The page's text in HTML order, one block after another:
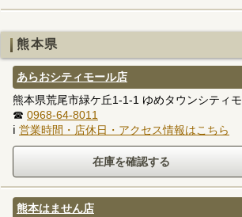
熊本県
あらおシティモール店
熊本県荒尾市緑ケ丘1-1-1 ゆめタウンシティ
☎ 0968-64-8011
ℹ 営業時間・店休日・アクセス情報はこちら
熊本はません店